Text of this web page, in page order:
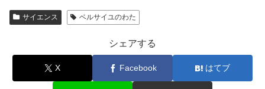
サイエンス ベルサイユのわた
シェアする
X Facebook はてブ